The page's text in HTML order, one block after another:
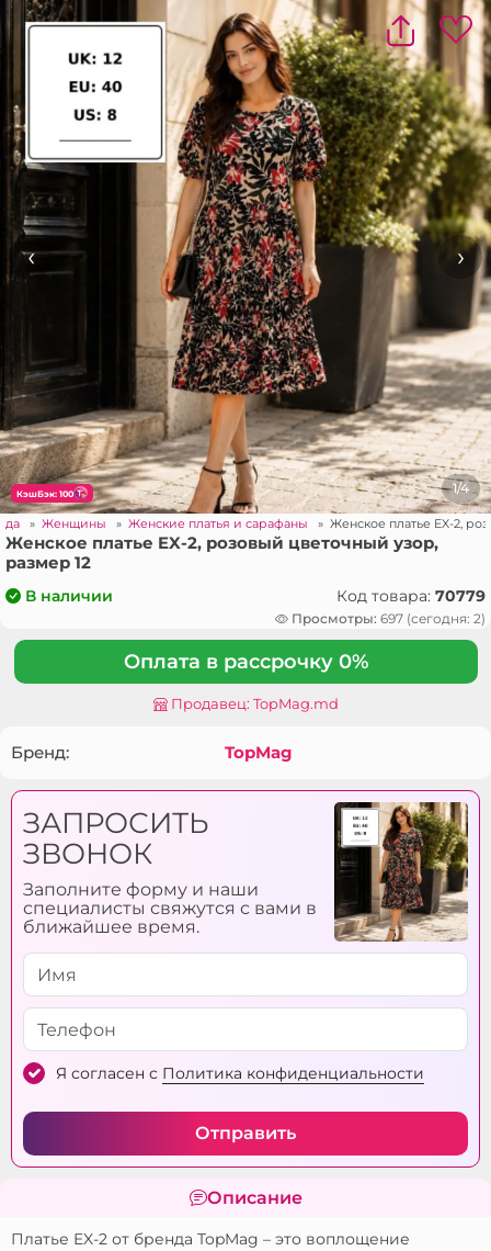
КэшБэк: 100 1/4
‹ ›
» Женщины » Женские платья и сарафаны » Женское платье EX-2,
Женское платье EX-2, розовый цветочный узор,
размер 12
В наличии Код товара: 70779
Просмотры: 697 (сегодня: 2)
Оплата в рассрочку 0%
Продавец: TopMag.md
Бренд: TopMag
ЗАПРОСИТЬ
ЗВОНОК
Заполните форму и наши
специалисты свяжутся с вами в
ближайшее время.
Я согласен с Политика конфиденциальности
Отправить
Описание
Платье EX-2 от бренда TopMag – это воплощение